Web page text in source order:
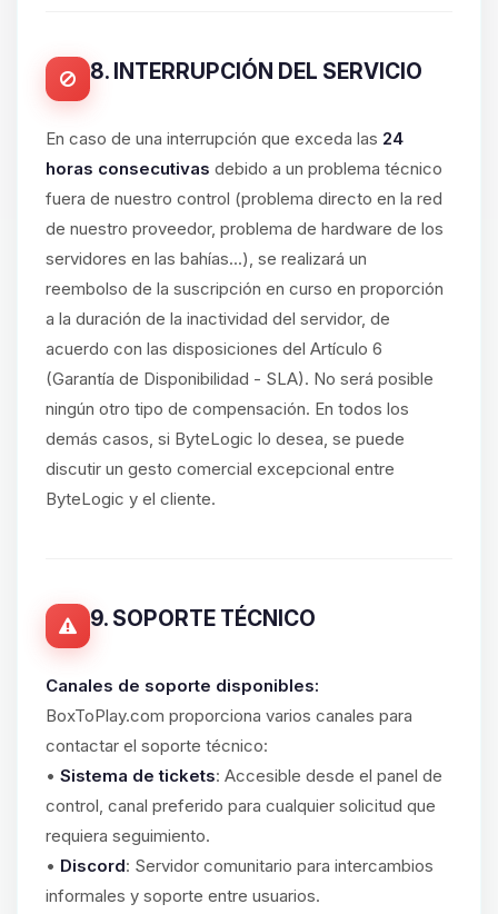
8. INTERRUPCIÓN DEL SERVICIO
En caso de una interrupción que exceda las 24
horas consecutivas debido a un problema técnico
fuera de nuestro control (problema directo en la red
de nuestro proveedor, problema de hardware de los
servidores en las bahías...), se realizará un
reembolso de la suscripción en curso en proporción
a la duración de la inactividad del servidor, de
acuerdo con las disposiciones del Artículo 6
(Garantía de Disponibilidad - SLA). No será posible
ningún otro tipo de compensación. En todos los
demás casos, si ByteLogic lo desea, se puede
discutir un gesto comercial excepcional entre
ByteLogic y el cliente.
9. SOPORTE TÉCNICO
Canales de soporte disponibles:
BoxToPlay.com proporciona varios canales para
contactar el soporte técnico:
• Sistema de tickets: Accesible desde el panel de
control, canal preferido para cualquier solicitud que
requiera seguimiento.
• Discord: Servidor comunitario para intercambios
informales y soporte entre usuarios.